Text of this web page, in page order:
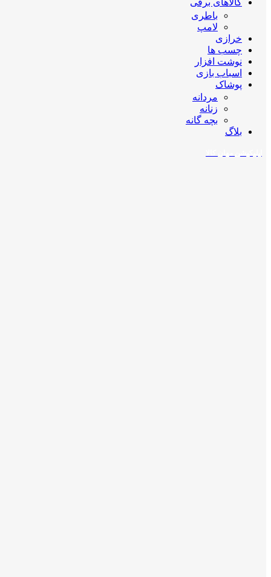
کالاهای برقی
باطری
لامپ
خرازی
چسب ها
نوشت افزار
اسباب بازی
پوشاک
مردانه
زنانه
بچه گانه
بلاگ